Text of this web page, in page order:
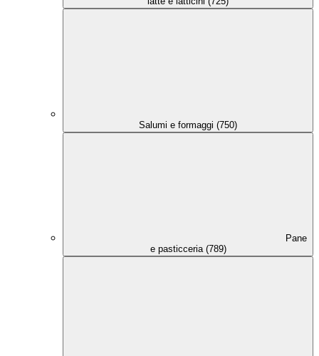
Salumi e formaggi (750)
Pane
e pasticceria (789)